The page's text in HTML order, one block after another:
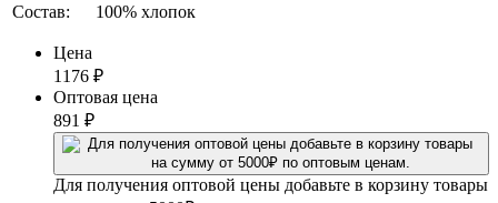
Состав:
100% хлопок
Цена
1176 ₽
Оптовая цена
891 ₽
Для получения оптовой цены добавьте в корзину товары